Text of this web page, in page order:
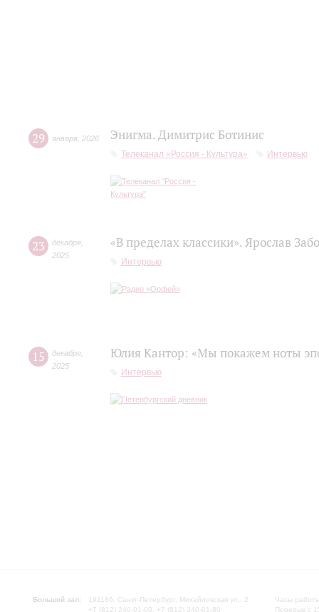
29 января 2026 Энигма. Димитрис Ботинис
Телеканал «Россия - Культура» Интервью
23 декабря
2025
«В пределах классики». Ярослав
Интервью
15 декабря
2025
Юлия Кантор: «Мы покажем ноты
Интервью
Большой зал:
191186, Санкт-Петербург, Михайловская ул., 2
+7 (812) 240-01-00, +7 (812) 240-01-80
Часы
Перерыв с